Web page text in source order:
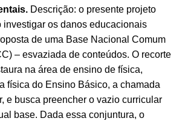
Descrição: o presente projeto
investigar os danos educacionais
de uma Base Nacional Comum
– esvaziada de conteúdos. O recorte
na área de ensino de física,
física do Ensino Básico, a chamada
e busca preencher o vazio curricular
base. Dada essa conjuntura, o